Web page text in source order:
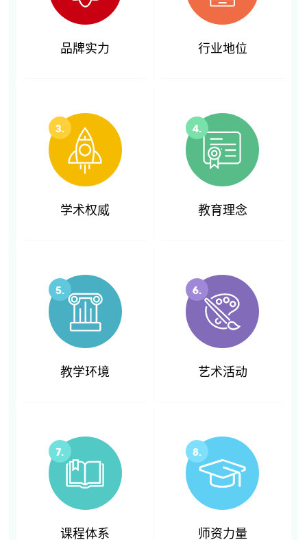
品牌实力 行业地位
3.
学术权威
4.
教育理念
5.
教学环境
6.
艺术活动
7.
课程体系
8.
师资力量